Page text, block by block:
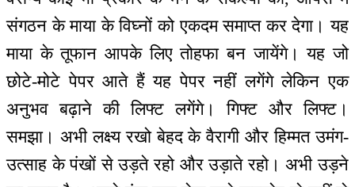
संगठन के माया के विघ्नों को एकदम समाप्त कर देगा। यह
माया के तूफान आपके लिए तोहफा बन जायेंगे। यह जो
छोटे-मोटे पेपर आते हैं यह पेपर नहीं लगेंगे लेकिन एक
अनुभव बढ़ाने की लिफ्ट लगेंगे। गिफ्ट और लिफ्ट।
समझा। अभी लक्ष्य रखो बेहद के वैरागी और हिम्मत उमंग-
उत्साह के पंखों से उड़ते रहो और उड़ाते रहो। अभी उड़ने